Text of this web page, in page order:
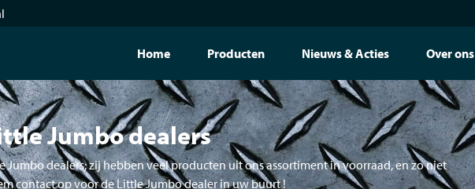
Home Producten Nieuws & Acties Over ons
Jumbo dealers
dealers; zij hebben veel producten uit ons assortiment in voorraad, en zo niet
contact op voor de Little Jumbo dealer in uw buurt !